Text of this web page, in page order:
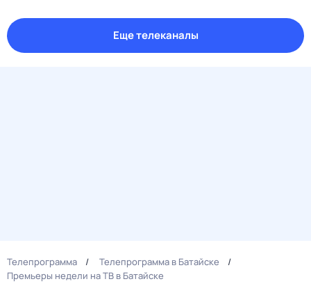
Еще телеканалы
Телепрограмма
Телепрограмма в Батайске
Премьеры недели на ТВ в Батайске